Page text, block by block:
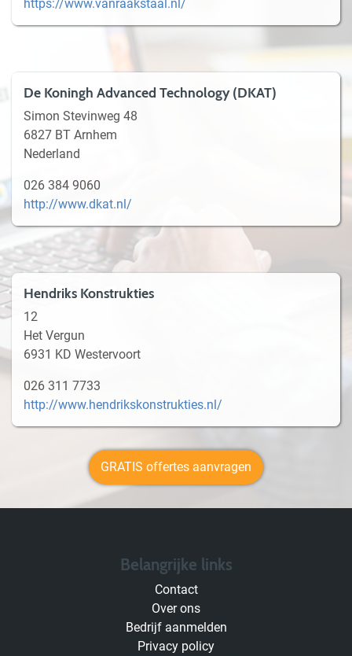
https://www.vanraakstaal.nl/
De Koningh Advanced Technology (DKAT)
Simon Stevinweg 48
6827 BT Arnhem
Nederland
026 384 9060
http://www.dkat.nl/
Hendriks Konstrukties
12
Het Vergun
6931 KD Westervoort
026 311 7733
http://www.hendrikskonstrukties.nl/
GRATIS offertes aanvragen
Belangrijke links
Contact
Over ons
Bedrijf aanmelden
Privacy policy